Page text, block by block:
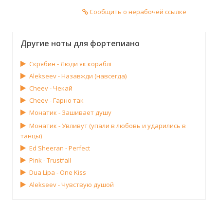
Сообщить о нерабочей ссылке
Другие ноты для фортепиано
Скрябин - Люди як кораблі
Alekseev - Назавжди (навсегда)
Cheev - Чекай
Cheev - Гарно так
Монатик - Зашивает душу
Монатик - Увливут (упали в любовь и ударились в
танцы)
Ed Sheeran - Perfect
Pink - Trustfall
Dua Lipa - One Kiss
Alekseev - Чувствую душой